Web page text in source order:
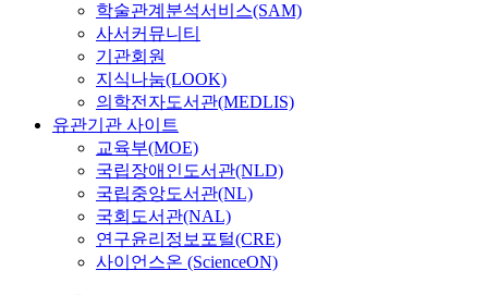
학술관계분석서비스(SAM)
사서커뮤니티
기관회원
지식나눔(LOOK)
의학전자도서관(MEDLIS)
유관기관 사이트
교육부(MOE)
국립장애인도서관(NLD)
국립중앙도서관(NL)
국회도서관(NAL)
연구윤리정보포털(CRE)
사이언스온 (ScienceON)